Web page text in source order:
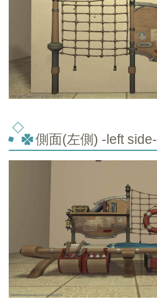
側面(左側) -left side-